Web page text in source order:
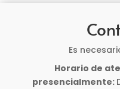
Es
Horario de
presencialmente: